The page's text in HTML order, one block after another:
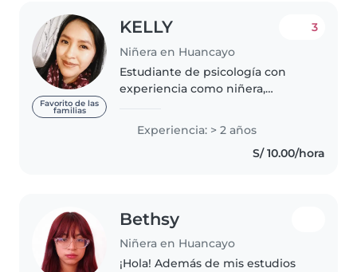
Favorito de las
familias
KELLY
Niñera en Huancayo
3
Estudiante de psicología con
experiencia como niñera,
Ofrezco un servicio enfocado en
el bienestar emocional y el
Experiencia: > 2 años
S/ 10.00/hora
Bethsy
Niñera en Huancayo
¡Hola! Además de mis estudios